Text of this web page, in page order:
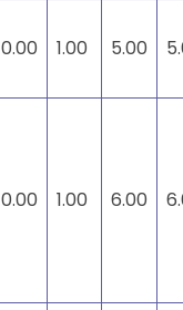
0.00 1.00 5.00
0.00 1.00 6.00